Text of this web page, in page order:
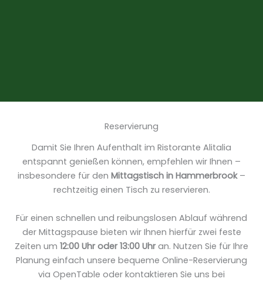
Reservierung
Damit Sie Ihren Aufenthalt im Ristorante Alitalia
entspannt genießen können, empfehlen wir Ihnen –
insbesondere für den Mittagstisch in Hammerbrook–
rechtzeitig einen Tisch zu reservieren.
Für einen schnellen und reibungslosen Ablauf während
der Mittagspause bieten wir Ihnen hierfür zwei feste
Zeiten um 12:00 Uhr oder 13:00 Uhran. Nutzen Sie für Ihre
Planung einfach unsere bequeme Online-Reservierung
via OpenTable oder kontaktieren Sie uns bei